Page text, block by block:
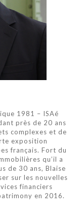
1981 – ISAé
près de 20 ans
complexes et de
exposition
français. Fort du
qu’il a
de 30 ans, Blaise
sur les nouvelles
financiers
en 2016.